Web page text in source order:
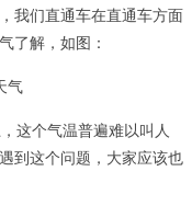
我们直通车在直通车方面
了解，如图：
这个气温普遍难以叫人
到这个问题，大家应该也